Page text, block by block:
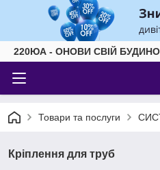
220ЮА - ОНОВИ СВІЙ
Товари та послуги
Кріплення для труб